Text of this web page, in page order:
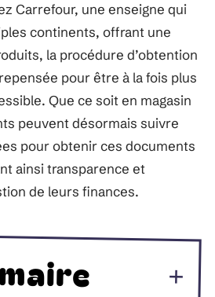
Carrefour, une enseigne qui
continents, offrant une
la procédure d’obtention
pour être à la fois plus
Que ce soit en magasin
peuvent désormais suivre
pour obtenir ces documents
ainsi transparence et
de leurs finances.